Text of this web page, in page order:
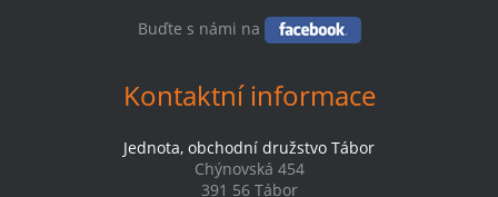
Buďte s námi na
Kontaktní informace
Jednota, obchodní družstvo Tábor
Chýnovská 454
391 56 Tábor